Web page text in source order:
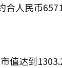
合人民币
值达到